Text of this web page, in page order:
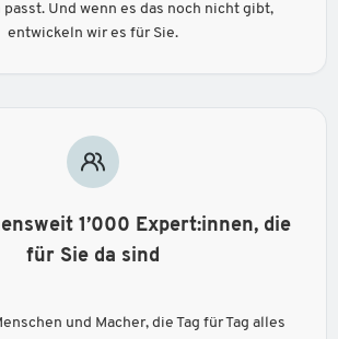
passt. Und wenn es das noch nicht gibt,
entwickeln wir es für Sie.
1’000 Expert:innen, die
für Sie da sind
und Macher, die Tag für Tag alles